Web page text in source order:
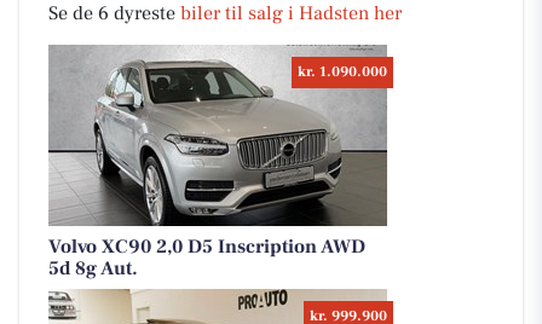
Se de 6 dyreste biler til salg i Hadsten her
kr. 1.090.000
Volvo XC90 2,0 D5 Inscription AWD
5d 8g Aut.
kr. 999.900